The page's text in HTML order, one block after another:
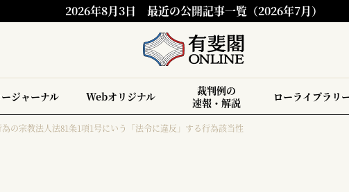
2026年8月3日 最近の公開記事一覧（2026年7月）
ージャーナル Webオリジナル
裁判例の
速報・解説
ローライブラリ
の宗教法人法81条1項1号にいう「法令に違反」する行為該当性